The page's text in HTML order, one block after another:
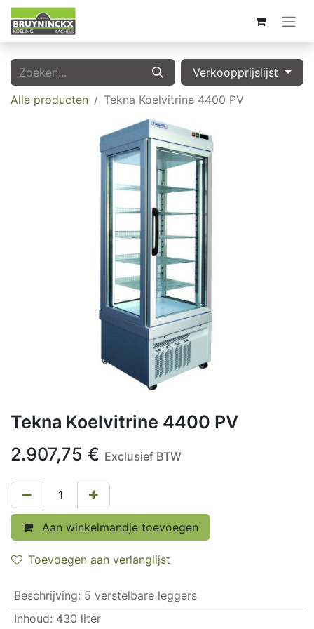
Verkoopprijslijst
Alle producten
Tekna Koelvitrine 4400 PV
Tekna Koelvitrine 4400 PV
2.907,75 € Exclusief BTW
Aan winkelmandje toevoegen
Toevoegen aan verlanglijst
Beschrijving: 5 verstelbare leggers
Inhoud: 430 liter